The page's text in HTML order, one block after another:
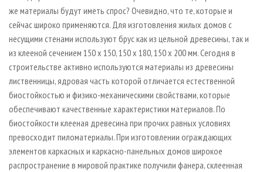
же материалы будут иметь спрос? Очевидно, что те, которые и
сейчас широко применяются. Для изготовления жилых домов с
несущими стенами используют брус как из цельной древесины, так и
из клееной сечением 150 х 150, 150 х 180, 150 х 200 мм. Сегодня в
строительстве активно используются материалы из древесины
лиственницы, ядровая часть которой отличается естественной
биостойкостью и физико-механическими свойствами, которые
обеспечивают качественные характеристики материалов. По
биостойкости клееная древесина при прочих равных условиях
превосходит пиломатериалы. При изготовлении ограждающих
элементов каркасных и каркасно-панельных домов широкое
распространение в мировой практике получили фанера, склеенная